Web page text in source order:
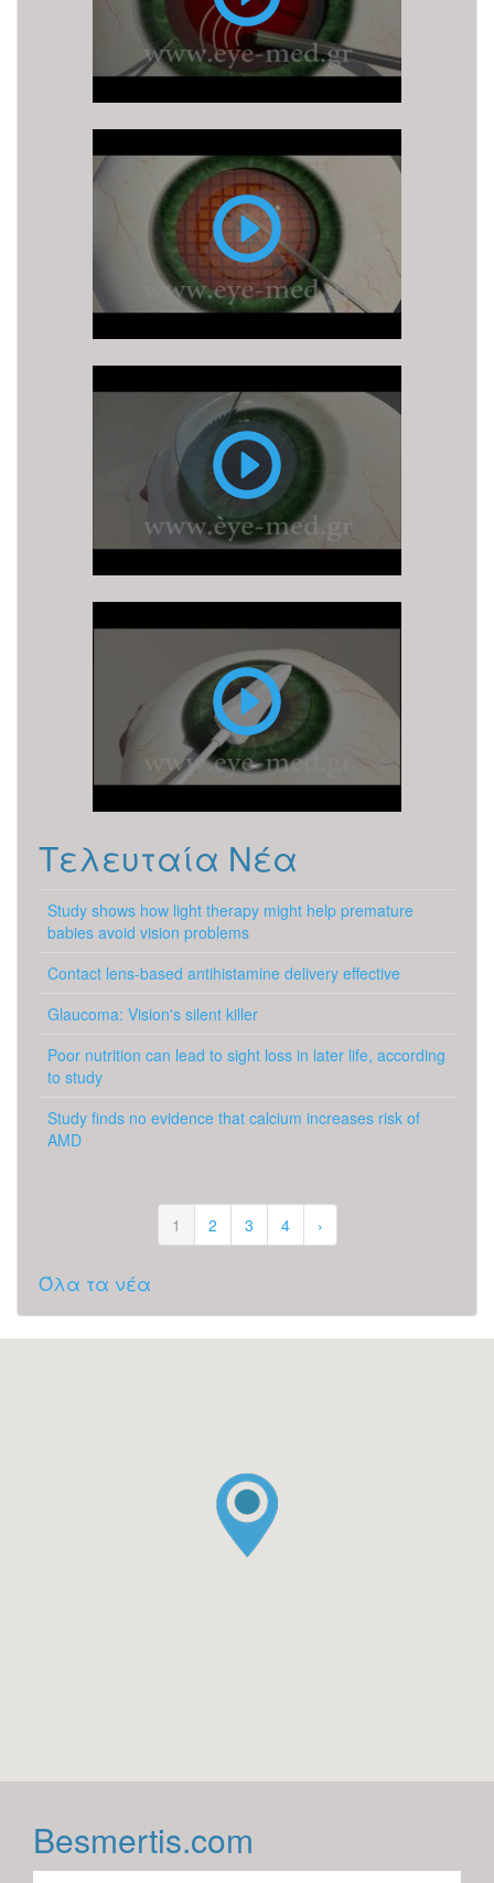
υπερήχους
φακοθρυψία)
Επέμβαση
καταρράκτη
FEMTO
PRK
Τελευταία Νέα
Study shows how light therapy might help premature
babies avoid vision problems
Contact lens-based antihistamine delivery effective
Glaucoma: Vision's silent killer
Poor nutrition can lead to sight loss in later life, according
to study
Study finds no evidence that calcium increases risk of
AMD
1 2 3 4 ›
Όλα τα νέα
Besmertis.com